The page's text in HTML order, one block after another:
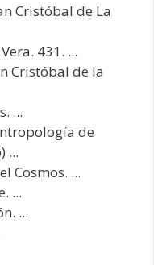
Cristóbal de La
431. ...
Cristóbal de la
...
de
...
Cosmos. ...
...
...